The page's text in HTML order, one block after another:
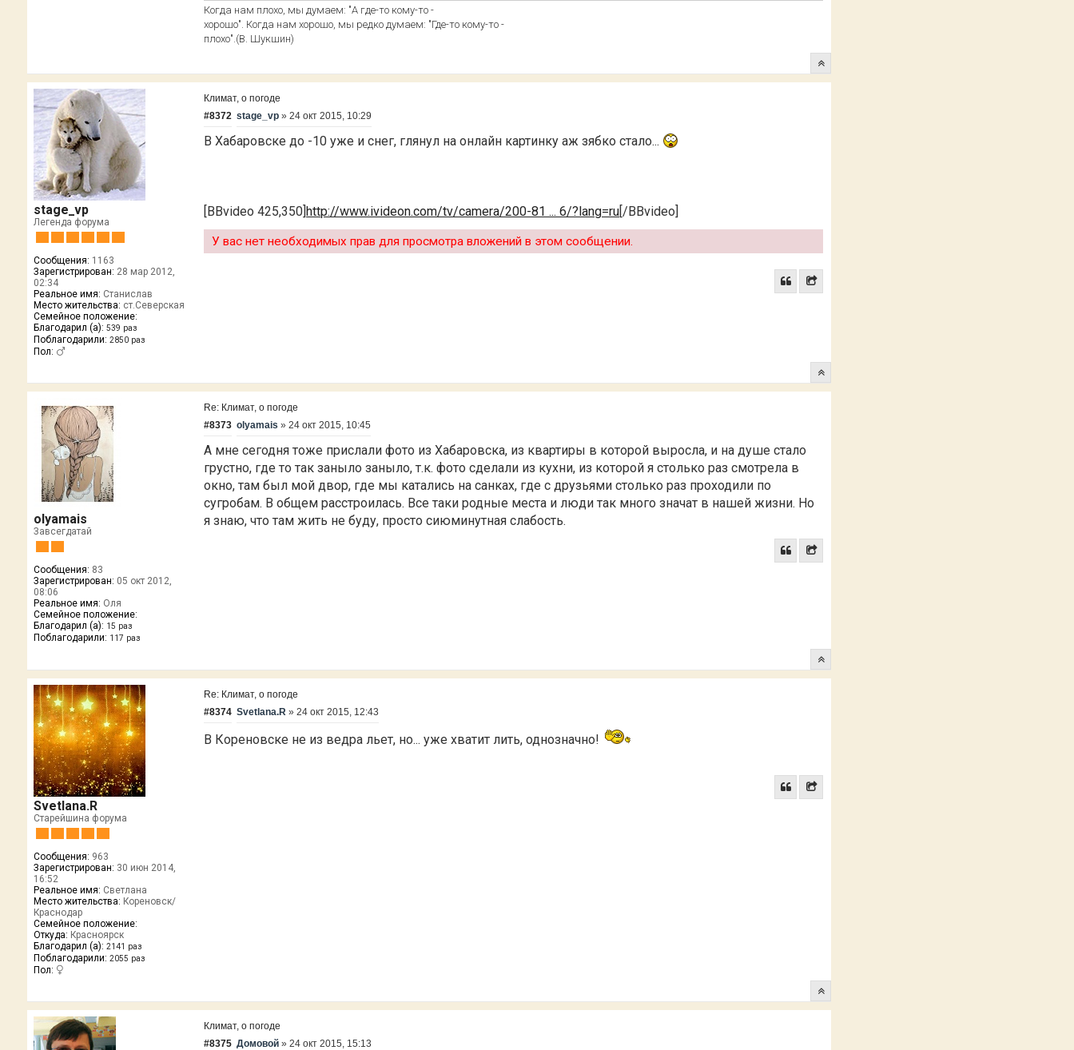
Когда нам плохо, мы думаем: "А где-то кому-то -
хорошо". Когда нам хорошо, мы редко думаем: "Где-то кому-то -
плохо".(В. Шукшин)
stage_vp
Легенда форума
Сообщения: 1163
Зарегистрирован: 28 мар 2012,
02:34
Реальное имя: Станислав
Место жительства: ст.Северская
Семейное положение:
Благодарил (а): 539 раз
Поблагодарили: 2850 раз
Пол:
Климат, о погоде
#8372 stage_vp »24 окт 2015, 10:29
В Хабаровске до -10 уже и снег, глянул на онлайн картинку аж зябко стало...
[BBvideo 425,350]http://www.ivideon.com/tv/camera/200-81 ... 6/?lang=ru[/BBvideo]
У вас нет необходимых прав для просмотра вложений в этом сообщении.
olyamais
Завсегдатай
Сообщения: 83
Зарегистрирован: 05 окт 2012,
08:06
Реальное имя: Оля
Семейное положение:
Благодарил (а): 15 раз
Поблагодарили: 117 раз
Re: Климат, о погоде
#8373 olyamais »24 окт 2015, 10:45
А мне сегодня тоже прислали фото из Хабаровска, из квартиры в которой выросла, и на душе стало
грустно, где то так заныло заныло, т.к. фото сделали из кухни, из которой я столько раз смотрела в
окно, там был мой двор, где мы катались на санках, где с друзьями столько раз проходили по
сугробам. В общем расстроилась. Все таки родные места и люди так много значат в нашей жизни. Но
я знаю, что там жить не буду, просто сиюминутная слабость.
Svetlana.R
Старейшина форума
Сообщения: 963
Зарегистрирован: 30 июн 2014,
16:52
Реальное имя: Светлана
Место жительства: Кореновск/
Краснодар
Семейное положение:
Откуда: Красноярск
Благодарил (а): 2141 раз
Поблагодарили: 2055 раз
Пол:
Re: Климат, о погоде
#8374 Svetlana.R »24 окт 2015, 12:43
В Кореновске не из ведра льет, но... уже хватит лить, однозначно!
Климат, о погоде
#8375 Домовой »24 окт 2015, 15:13